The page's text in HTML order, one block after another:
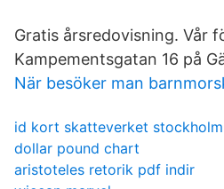
Gratis årsredovisning. Vår
Kampementsgatan 16 på
När besöker man
id kort skatteverket stockholm
dollar pound chart
aristoteles retorik pdf indir